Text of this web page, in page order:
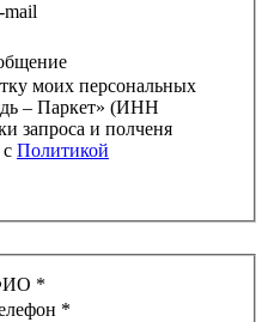
mail
моих персональных
– Паркет» (ИНН
Политикой
*
*